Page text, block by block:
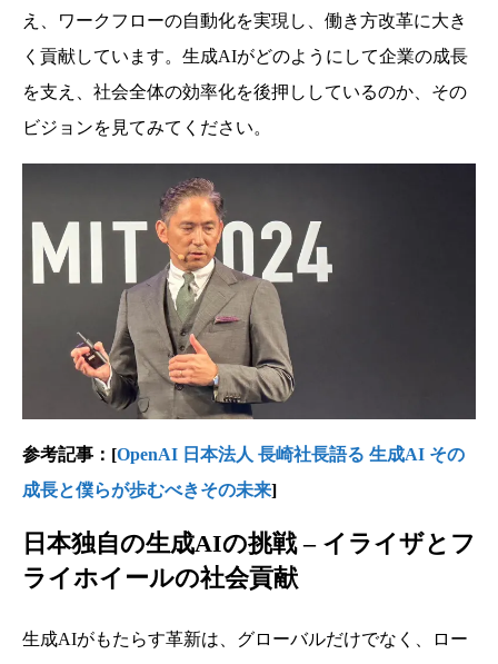
え、ワークフローの自動化を実現し、働き方改革に大き
く貢献しています。生成AIがどのようにして企業の成長
を支え、社会全体の効率化を後押ししているのか、その
ビジョンを見てみてください。
参考記事：[OpenAI 日本法人 長崎社長語る 生成AI その
成長と僕らが歩むべきその未来]
日本独自の生成AIの挑戦 – イライザとフ
ライホイールの社会貢献
生成AIがもたらす革新は、グローバルだけでなく、ロー